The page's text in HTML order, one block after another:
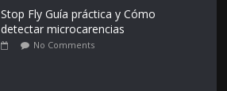
Stop Fly Guía práctica y Cómo
detectar microcarencias
No Comments